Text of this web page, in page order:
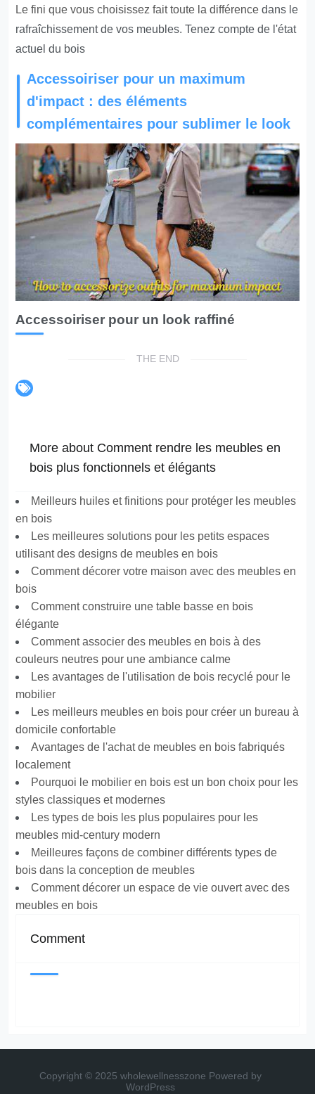
Le fini que vous choisissez fait toute la différence dans le
rafraîchissement de vos meubles. Tenez compte de l'état
actuel du bois
Accessoiriser pour un maximum
d'impact : des éléments
complémentaires pour sublimer le look
Accessoiriser pour un look raffiné
THE END
More about Comment rendre les meubles en
bois plus fonctionnels et élégants
Meilleurs huiles et finitions pour protéger les meubles
en bois
Les meilleures solutions pour les petits espaces
utilisant des designs de meubles en bois
Comment décorer votre maison avec des meubles en
bois
Comment construire une table basse en bois
élégante
Comment associer des meubles en bois à des
couleurs neutres pour une ambiance calme
Les avantages de l'utilisation de bois recyclé pour le
mobilier
Les meilleurs meubles en bois pour créer un bureau à
domicile confortable
Avantages de l'achat de meubles en bois fabriqués
localement
Pourquoi le mobilier en bois est un bon choix pour les
styles classiques et modernes
Les types de bois les plus populaires pour les
meubles mid-century modern
Meilleures façons de combiner différents types de
bois dans la conception de meubles
Comment décorer un espace de vie ouvert avec des
meubles en bois
Comment
Copyright © 2025 wholewellnesszone Powered by
WordPress